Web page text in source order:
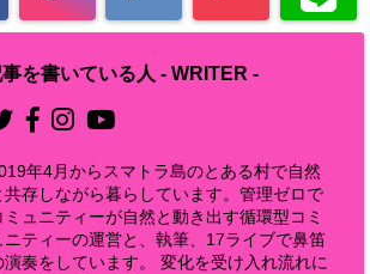
を書いている人 - WRITER -
年4月からスマトラ島のとある村で自然
共存しながら暮らしています。管理ゼロで
ミュニティーが自然と動き出す循環型コミ
ニティーの運営と、執筆、17ライブで鼻笛
演奏をしています。 変化を受け入れ流れに